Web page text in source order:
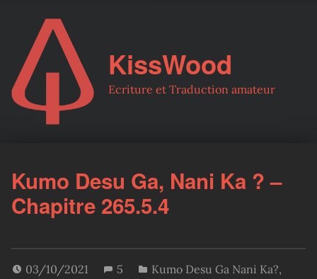
KissWood
Ecriture et Traduction amateur
Kumo Desu Ga, Nani Ka ? –
Chapitre 265.5.4
03/10/2021 5 Kumo Desu Ga Nani Ka?,